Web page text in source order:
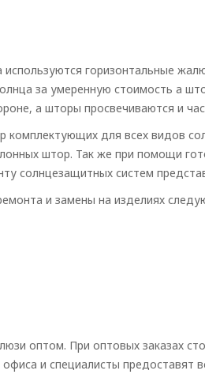
горизонтальные
за умеренную стоимость а
а шторы просвечиваются и
для всех видов
штор. Так же при помощи
солнцезащитных систем
и замены на изделиях
оптом. При оптовых заказах
и специалисты